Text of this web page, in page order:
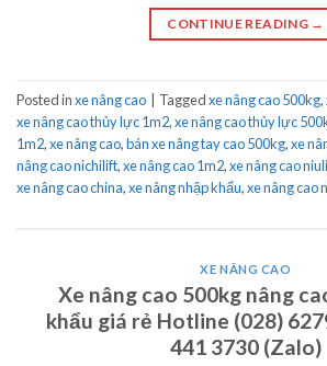
CONTINUE READING →
Posted inxe nâng cao | Taggedxe nâng cao 500kg,
xe nâng cao thủy lực 1m2,xe nâng cao thủy lực
1m2,xe nâng cao,bán xe nâng tay cao 500kg,xe
nâng cao nichilift,xe nâng cao 1m2,xe nâng cao niuli
xe nâng cao china,xe nâng nhập khẩu,xe nâng cao
XE NÂNG CAO
Xe nâng cao 500kg nâng
khẩu giá rẻ Hotline (028)
441 3730 (Zalo)